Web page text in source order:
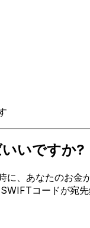
いですか?
に、あなたのお
コードが宛先